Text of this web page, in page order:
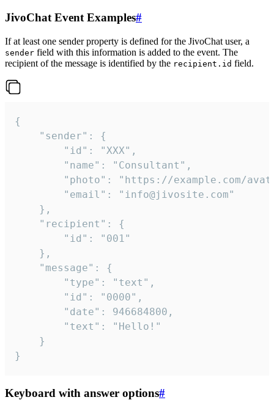
JivoChat Event Examples#
If at least one sender property is defined for the JivoChat user, a
sender field with this information is added to the event. The
recipient of the message is identified by the recipient.id field.
{
}
Keyboard with answer options#